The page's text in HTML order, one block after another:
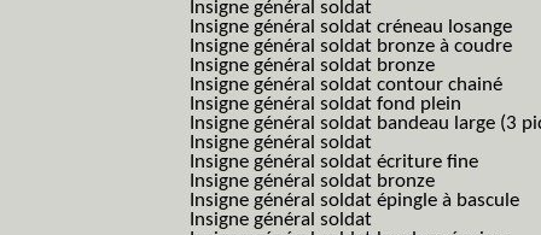
Insigne général soldat
Insigne général soldat créneau losange
Insigne général soldat bronze à coudre
Insigne général soldat bronze
Insigne général soldat contour chainé
Insigne général soldat fond plein
Insigne général soldat bandeau large (3
Insigne général soldat
Insigne général soldat écriture fine
Insigne général soldat bronze
Insigne général soldat épingle à bascule
Insigne général soldat